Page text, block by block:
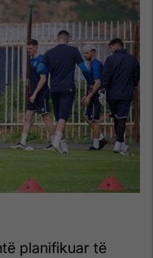
planifikuar të